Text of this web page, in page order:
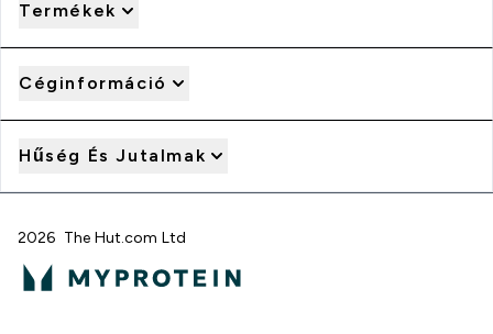
Termékek
Céginformáció
Hűség És Jutalmak
2026 The Hut.com Ltd